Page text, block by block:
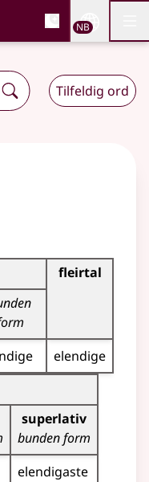
og
NB
Tilfeldig ord
fleirtal
elendige
(gradbøyning)
superlativ
bunden form
elendigaste